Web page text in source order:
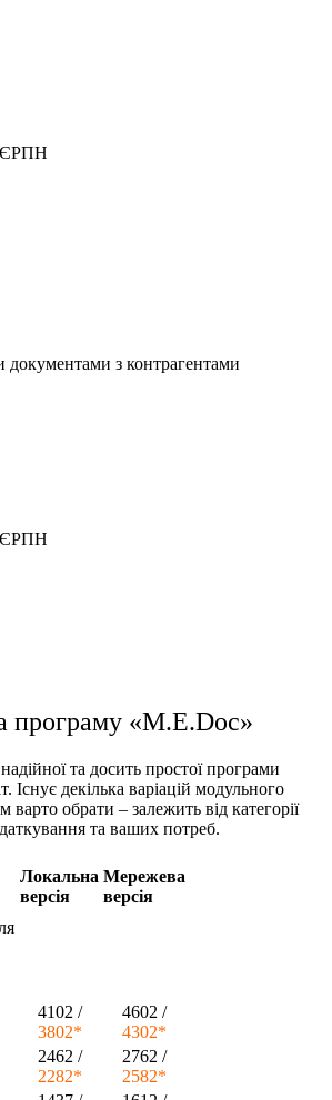
ЄРПН
з контрагентами
ЄРПН
програму «M.E.Doc»
та досить простої програми
Існує декілька варіацій модульного
обрати – залежить від категорії
та ваших потреб.
Локальна
версія
Мережева
версія
4102 /
3802*
4602 /
4302*
2462 /
2282*
2762 /
2582*